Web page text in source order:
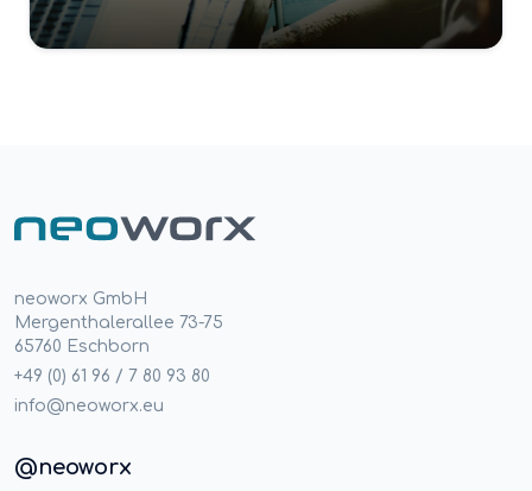
neoworx GmbH
Mergenthalerallee 73-75
65760 Eschborn
+49 (0) 61 96 / 7 80 93 80
info@neoworx.eu
@neoworx